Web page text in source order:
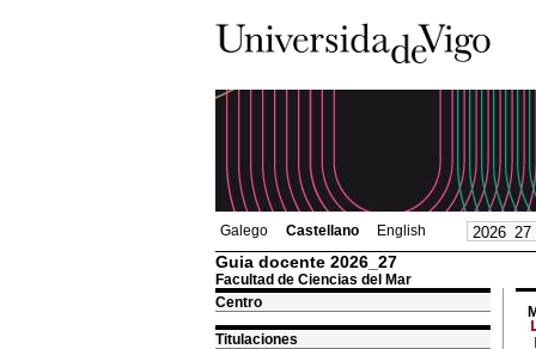
Galego Castellano English
Guia docente 2026_27
Facultad de Ciencias del Mar
Centro
Titulaciones